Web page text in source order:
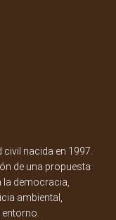
nacida en 1997.
de una propuesta
democracia,
ambiental,